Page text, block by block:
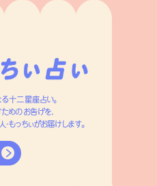
十二星座占い。
めのお告げを、
っちぃがお届けします。